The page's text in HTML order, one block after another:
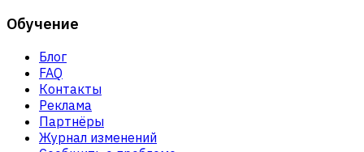
Обучение
Блог
FAQ
Контакты
Реклама
Партнёры
Журнал изменений